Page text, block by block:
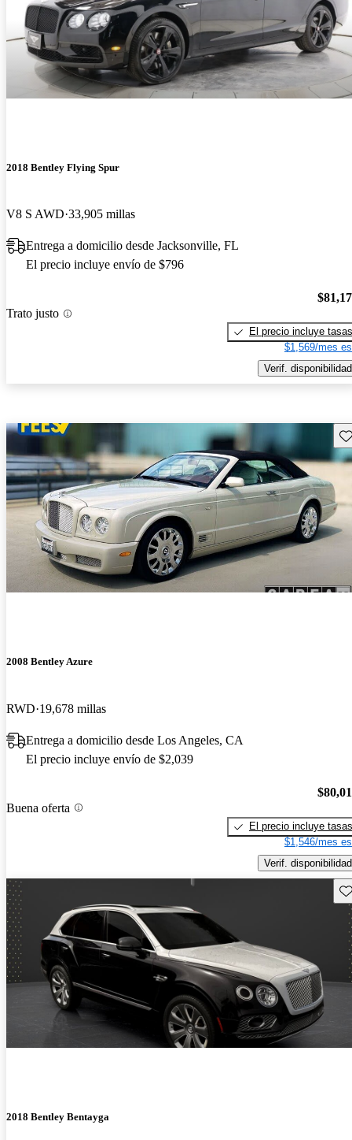
2018 Bentley Flying Spur
V8 S AWD 33,905 millas
Entrega a domicilio desde Jacksonville, FL
El precio incluye envío de $796
Trato justo
El precio incluye tasas
$1,569/mes
Verif. disponibilidad
2008 Bentley Azure
RWD 19,678 millas
Entrega a domicilio desde Los Angeles, CA
El precio incluye envío de $2,039
Buena oferta
El precio incluye tasas
$1,546/mes
Verif. disponibilidad
2018 Bentley Bentayga